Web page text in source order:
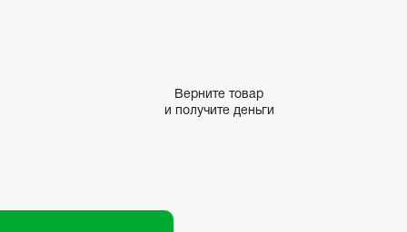
Верните товар
и получите деньги